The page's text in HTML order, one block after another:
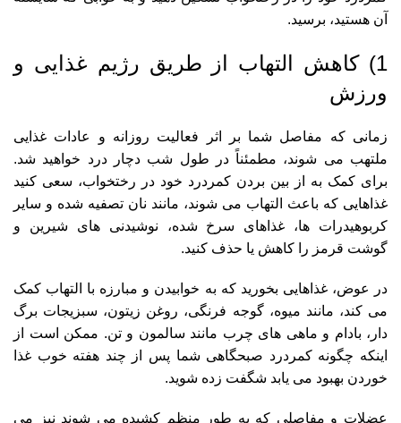
آن هستید، برسید.
1) کاهش التهاب از طریق رژیم غذایی و
ورزش
زمانی که مفاصل شما بر اثر فعالیت روزانه و عادات غذایی
ملتهب می شوند، مطمئناً در طول شب دچار درد خواهید شد.
برای کمک به از بین بردن کمردرد خود در رختخواب، سعی کنید
غذاهایی که باعث التهاب می شوند، مانند نان تصفیه شده و سایر
کربوهیدرات ها، غذاهای سرخ شده، نوشیدنی های شیرین و
گوشت قرمز را کاهش یا حذف کنید.
در عوض، غذاهایی بخورید که به خوابیدن و مبارزه با التهاب کمک
می کند، مانند میوه، گوجه فرنگی، روغن زیتون، سبزیجات برگ
دار، بادام و ماهی های چرب مانند سالمون و تن. ممکن است از
اینکه چگونه کمردرد صبحگاهی شما پس از چند هفته خوب غذا
خوردن بهبود می یابد شگفت زده شوید.
عضلات و مفاصلی که به طور منظم کشیده می شوند نیز می